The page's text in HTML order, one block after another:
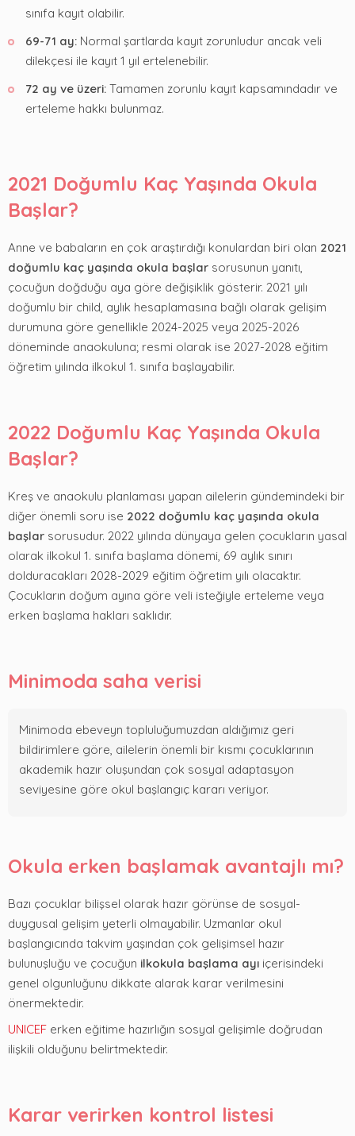
sınıfa kayıt olabilir.
69-71 ay: Normal şartlarda kayıt zorunludur ancak veli
dilekçesi ile kayıt 1 yıl ertelenebilir.
72 ay ve üzeri: Tamamen zorunlu kayıt kapsamındadır ve
erteleme hakkı bulunmaz.
2021 Doğumlu Kaç Yaşında Okula
Başlar?
Anne ve babaların en çok araştırdığı konulardan biri olan 2021
doğumlu kaç yaşında okula başlar sorusunun yanıtı,
çocuğun doğduğu aya göre değişiklik gösterir. 2021 yılı
doğumlu bir child, aylık hesaplamasına bağlı olarak gelişim
durumuna göre genellikle 2024-2025 veya 2025-2026
döneminde anaokuluna; resmi olarak ise 2027-2028 eğitim
öğretim yılında ilkokul 1. sınıfa başlayabilir.
2022 Doğumlu Kaç Yaşında Okula
Başlar?
Kreş ve anaokulu planlaması yapan ailelerin gündemindeki bir
diğer önemli soru ise 2022 doğumlu kaç yaşında okula
başlar sorusudur. 2022 yılında dünyaya gelen çocukların yasal
olarak ilkokul 1. sınıfa başlama dönemi, 69 aylık sınırı
dolduracakları 2028-2029 eğitim öğretim yılı olacaktır.
Çocukların doğum ayına göre veli isteğiyle erteleme veya
erken başlama hakları saklıdır.
Minimoda saha verisi
Minimoda ebeveyn topluluğumuzdan aldığımız geri
bildirimlere göre, ailelerin önemli bir kısmı çocuklarının
akademik hazır oluşundan çok sosyal adaptasyon
seviyesine göre okul başlangıç kararı veriyor.
Okula erken başlamak avantajlı mı?
Bazı çocuklar bilişsel olarak hazır görünse de sosyal-
duygusal gelişim yeterli olmayabilir. Uzmanlar okul
başlangıcında takvim yaşından çok gelişimsel hazır
bulunuşluğu ve çocuğun ilkokula başlama ayı içerisindeki
genel olgunluğunu dikkate alarak karar verilmesini
önermektedir.
UNICEF erken eğitime hazırlığın sosyal gelişimle doğrudan
ilişkili olduğunu belirtmektedir.
Karar verirken kontrol listesi